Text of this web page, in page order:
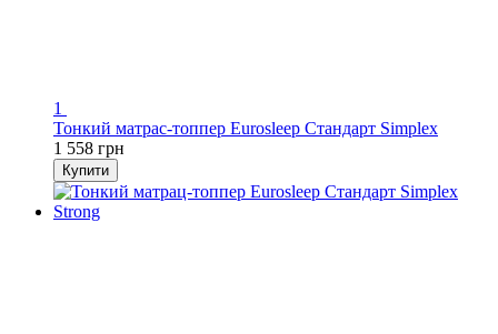
1
Тонкий матрас-топпер Eurosleep Стандарт Simplex
1 558 грн
Купити